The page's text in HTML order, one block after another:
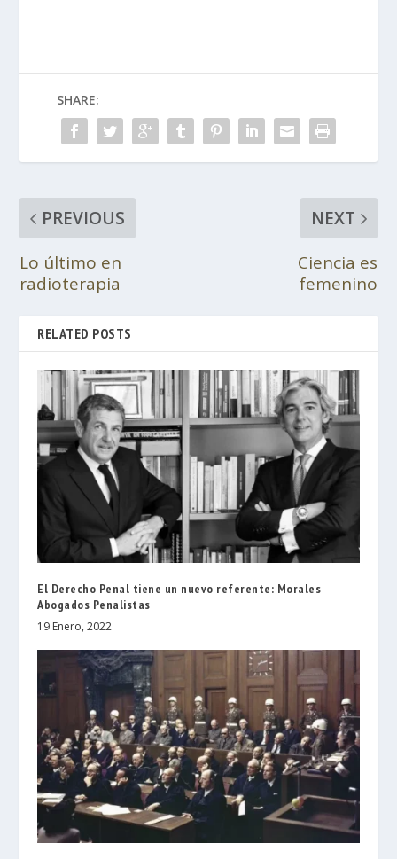
SHARE:
PREVIOUS
Lo último en
radioterapia
NEXT
Ciencia es
femenino
RELATED POSTS
El Derecho Penal tiene un nuevo referente: Morales
Abogados Penalistas
19 Enero, 2022